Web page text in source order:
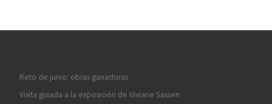
Reto de junio: obras ganadoras
Visita guiada a la exposición de Viviane Sassen